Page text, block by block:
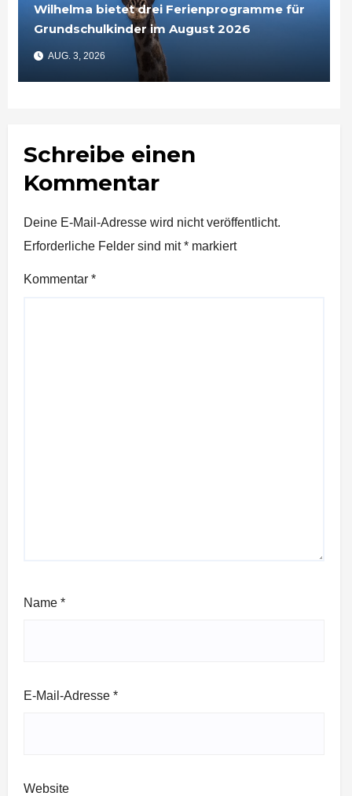
Wilhelma bietet drei Ferienprogramme für
Grundschulkinder im August 2026
AUG. 3, 2026
Schreibe einen
Kommentar
Deine E-Mail-Adresse wird nicht veröffentlicht.
Erforderliche Felder sind mit* markiert
Kommentar *
Name *
E-Mail-Adresse *
Website